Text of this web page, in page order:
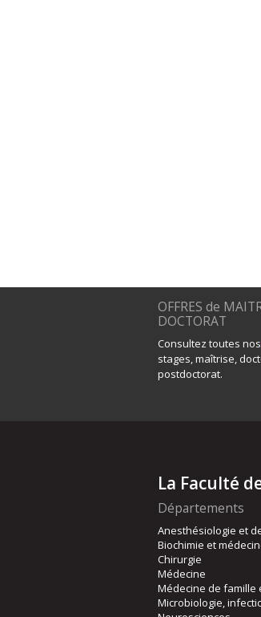
OFFRES de
DOCTORAT
Consultez toutes nos
stages, maîtrise,
postdoctorat.
La Faculté
Départements
Anesthésiologie et
Biochimie et
Chirurgie
Médecine
Médecine de famille
Microbiologie,